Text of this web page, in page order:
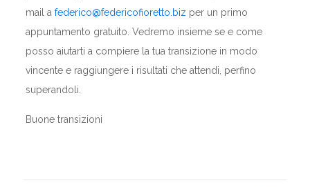
mail a federico@federicofioretto.biz per un primo
appuntamento gratuito. Vedremo insieme se e come
posso aiutarti a compiere la tua transizione in modo
vincente e raggiungere i risultati che attendi, perfino
superandoli.
Buone transizioni